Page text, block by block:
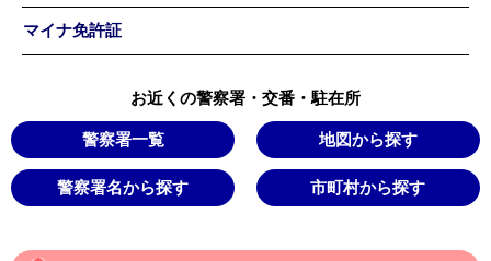
マイナ免許証
お近くの警察署・交番・駐在所
警察署一覧 地図から探す
警察署名から探す 市町村から探す